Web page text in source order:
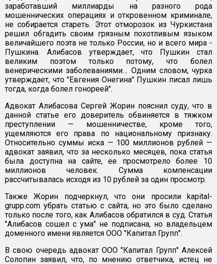
заработавший миллиарды на разного рода
мошеннических операциях и откровенном криминале,
не собирается стареть. Этот отморозок из Чуркистана
решил обгадить своим грязным похотливым языком
величайшего поэта не только России, но и всего мира -
Пушкина. Алибасов утверждает, что Пушкин стал
великим поэтом только потому, что болел
венерическими заболеваниями… Одним словом, чурка
утверждает, что "Евгения Онегина" Пушкин писал лишь
тогда, когда болел гонореей".
Адвокат Алибасова Сергей Жорин пояснил суду, что в
данной статье его доверитель обвиняется в тяжком
преступлении — мошенничестве, кроме того,
ущемляются его права по национальному признаку.
Относительно суммы иска — 100 миллионов рублей —
адвокат заявил, что за несколько месяцев, пока статья
была доступна на сайте, ее просмотрело более 10
миллионов человек. Сумма компенсации
рассчитывалась исходя из 10 рублей за один просмотр.
Также Жорин подчеркнул, что они просили kapital-
grupp.com убрать статью с сайта, но это было сделано
только после того, как Алибасов обратился в суд. Статья
"Алибасов сошел с ума" не подписана, но владельцем
доменного имени является ООО "Капитал Групп".
В свою очередь адвокат ООО "Капитал Групп" Алексей
Солопин заявил, что, по мнению ответчика, истец не